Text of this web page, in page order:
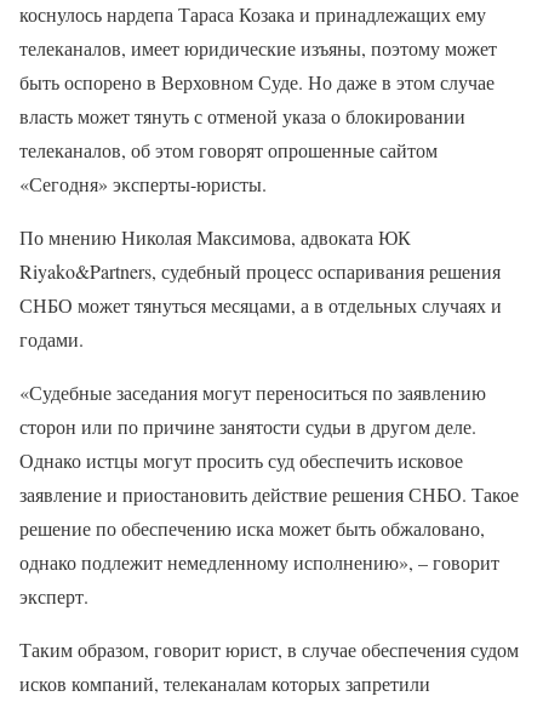
коснулось нардепа Тараса Козака и принадлежащих ему
телеканалов, имеет юридические изъяны, поэтому может
быть оспорено в Верховном Суде. Но даже в этом случае
власть может тянуть с отменой указа о блокировании
телеканалов, об этом говорят опрошенные сайтом
«Сегодня» эксперты-юристы.
По мнению Николая Максимова, адвоката ЮК
Riyako&Partners, судебный процесс оспаривания решения
СНБО может тянуться месяцами, а в отдельных случаях и
годами.
«Судебные заседания могут переноситься по заявлению
сторон или по причине занятости судьи в другом деле.
Однако истцы могут просить суд обеспечить исковое
заявление и приостановить действие решения СНБО. Такое
решение по обеспечению иска может быть обжаловано,
однако подлежит немедленному исполнению», – говорит
эксперт.
Таким образом, говорит юрист, в случае обеспечения судом
исков компаний, телеканалам которых запретили